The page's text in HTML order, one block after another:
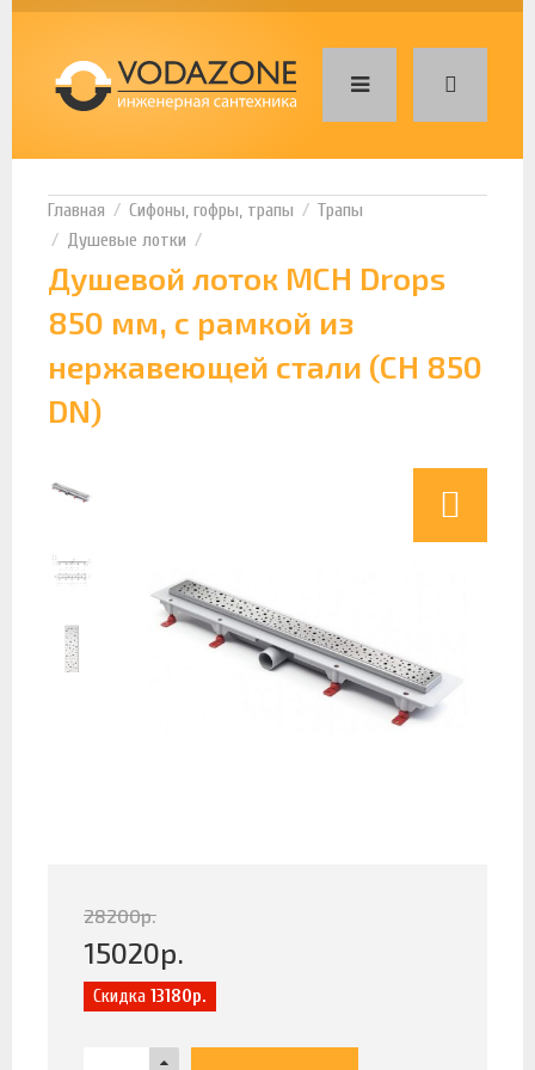
Сифоны, гофры, трапы
Трапы
Душевые лотки
Душевой лоток MCH Drops
850 мм, с рамкой из
нержавеющей стали (CH 850
DN)
28200р.
15020р.
Скидка 13180р.